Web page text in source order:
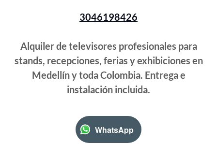
3046198426
Alquiler de televisores profesionales para
stands, recepciones, ferias y exhibiciones en
Medellín y toda Colombia. Entrega e
instalación incluida.
WhatsApp